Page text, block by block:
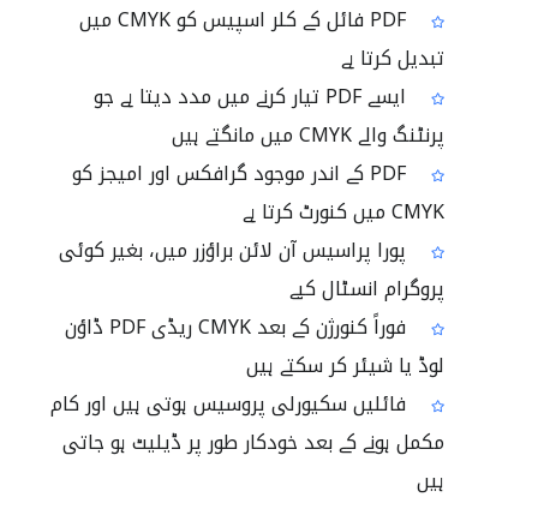
PDF فائل کے کلر اسپیس کو CMYK میں
تبدیل کرتا ہے
ایسے PDF تیار کرنے میں مدد دیتا ہے جو
پرنٹنگ والے CMYK میں مانگتے ہیں
PDF کے اندر موجود گرافکس اور امیجز کو
CMYK میں کنورٹ کرتا ہے
پورا پراسیس آن لائن براؤزر میں، بغیر کوئی
پروگرام انسٹال کیے
فوراً کنورژن کے بعد CMYK ریڈی PDF ڈاؤن
لوڈ یا شیئر کر سکتے ہیں
فائلیں سکیورلی پروسیس ہوتی ہیں اور کام
مکمل ہونے کے بعد خودکار طور پر ڈیلیٹ ہو جاتی
ہیں